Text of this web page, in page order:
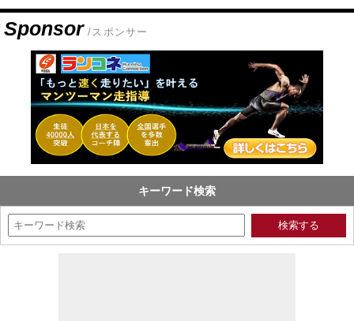
Sponsor /スポンサー
キーワード検索